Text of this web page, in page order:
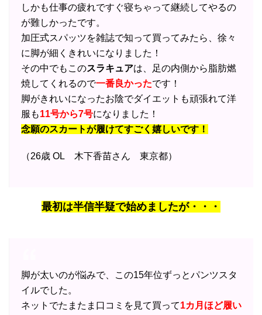
しかも仕事の疲れですぐ寝ちゃって継続してやるの
が難しかったです。
加圧式スパッツを雑誌で知って買ってみたら、徐々
に脚が細くきれいになりました！
その中でもこのスラキュアは、足の内側から脂肪燃
焼してくれるので一番良かったです！
脚がきれいになったお陰でダイエットも頑張れて洋
服も11号から7号になりました！
念願のスカートが履けてすごく嬉しいです！
（26歳 OL 木下香苗さん 東京都）
最初は半信半疑で始めましたが・・・
脚が太いのが悩みで、この15年位ずっとパンツスタ
イルでした。
ネットでたまたま口コミを見て買って1カ月ほど履い